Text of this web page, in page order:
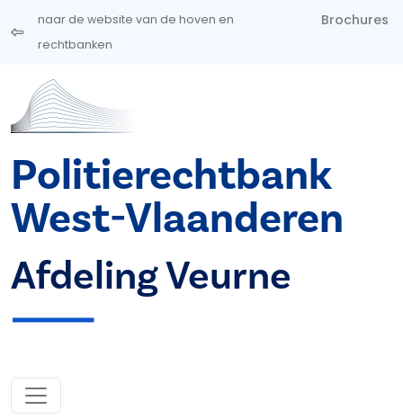
Overslaan en naar de inhoud gaan
naar de website van de hoven en
rechtbanken
Brochures
Politierechtbank
West-Vlaanderen
Afdeling Veurne